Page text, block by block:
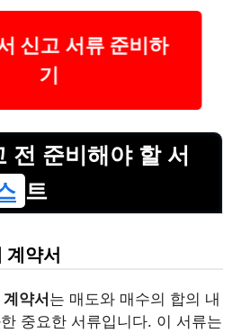
신고 서류 준비하
기
전 준비해야 할 서
트
계약서
약서는 매도와 매수의 합의 내
중요한 서류입니다. 이 서류는